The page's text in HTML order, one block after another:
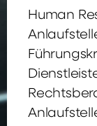
Human